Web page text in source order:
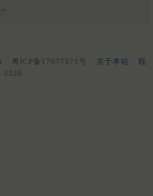
粤ICP备17077571号 关于本站
联
3320